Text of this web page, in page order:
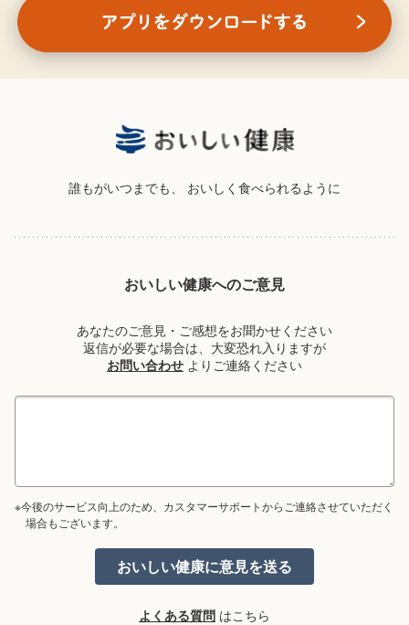
誰もがいつまでも、 おいしく食べられるように
おいしい健康へのご意見
あなたのご意見・ご感想をお聞かせください
返信が必要な場合は、大変恐れ入りますが
お問い合わせ よりご連絡ください
※今後のサービス向上のため、カスタマーサポートからご連絡させていただく
場合もございます。
よくある質問 はこちら